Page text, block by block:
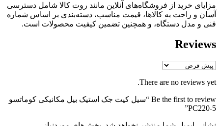
مزایای خرید از فروشگاه‌های آنلاین مانند روت کالا شامل دسترسی
آسان و راحت به کالاها، قیمت مناسب، دسته‌بندی بر اساس شماره
فنی و مدل دستگاه، و همچنین تضمین کیفیت محصولات است.
Reviews
There are no reviews yet.
Be the first to review “سیل کیت جک استیک بیل مکانیکی کوماتسو
PC220-5”